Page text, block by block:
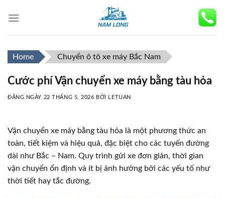
Home Chuyển ô tô xe máy Bắc Nam
Cước phí Vận chuyển xe máy bằng tàu hỏa
ĐĂNG NGÀY 22 THÁNG 5, 2026 BỞI LETUAN
Vận chuyển xe máy bằng tàu hỏa là một phương thức an
toàn, tiết kiệm và hiệu quả, đặc biệt cho các tuyến đường
dài như Bắc – Nam. Quy trình gửi xe đơn giản, thời gian
vận chuyển ổn định và ít bị ảnh hưởng bởi các yếu tố như
thời tiết hay tắc đường.